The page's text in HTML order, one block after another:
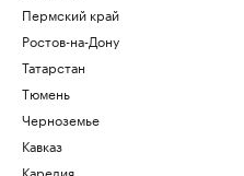
Пермский край
Ростов-на-Дону
Татарстан
Тюмень
Черноземье
Кавказ
Карелия